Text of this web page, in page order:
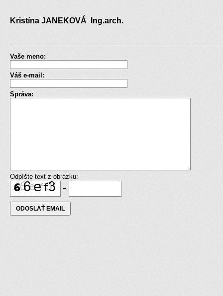
Kristína JANEKOVÁ Ing.arch.
Vaše meno:
Váš e-mail:
Správa:
Odpíšte text z obrázku:
=